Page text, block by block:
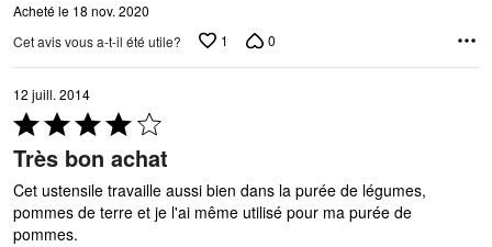
Acheté le 18 nov. 2020
Cet avis vous a-t-il été utile?
1 0
12 juill. 2014
Coté
4 sur
5
Très bon achat
Cet ustensile travaille aussi bien dans la purée de légumes,
pommes de terre et je l'ai même utilisé pour ma purée de
pommes.